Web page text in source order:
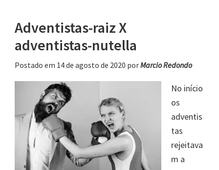
Adventistas-raiz X
adventistas-nutella
Postado em 14 de agosto de 2020 porMarcio Redondo
No início
os
adventis
tas
rejeitava
m a